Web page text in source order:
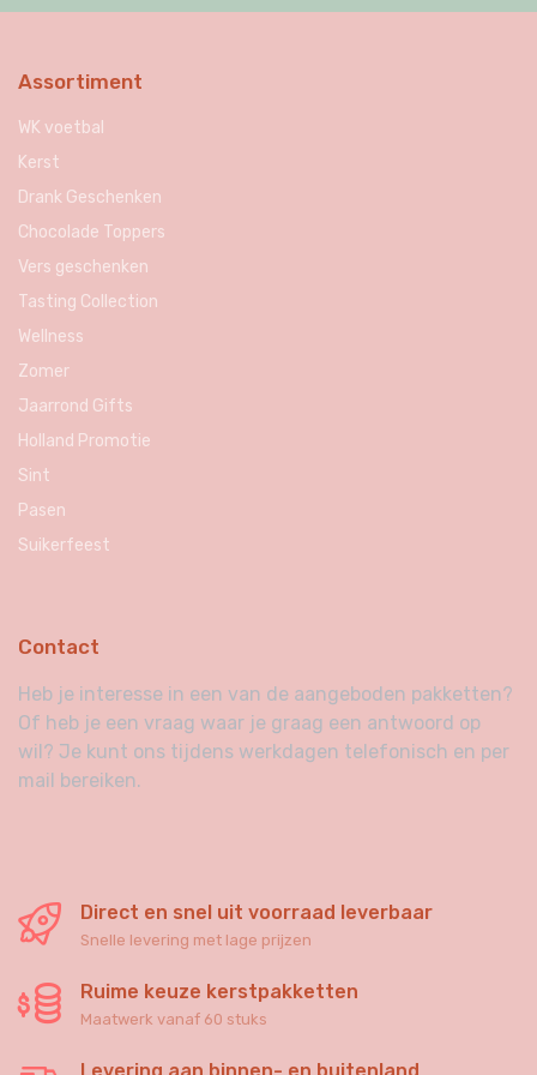
Assortiment
WK voetbal
Kerst
Drank Geschenken
Chocolade Toppers
Vers geschenken
Tasting Collection
Wellness
Zomer
Jaarrond Gifts
Holland Promotie
Sint
Pasen
Suikerfeest
Contact
Heb je interesse in een van de aangeboden pakketten?
Of heb je een vraag waar je graag een antwoord op
wil? Je kunt ons tijdens werkdagen telefonisch en per
mail bereiken.
Direct en snel uit voorraad leverbaar
Snelle levering met lage prijzen
Ruime keuze kerstpakketten
Maatwerk vanaf 60 stuks